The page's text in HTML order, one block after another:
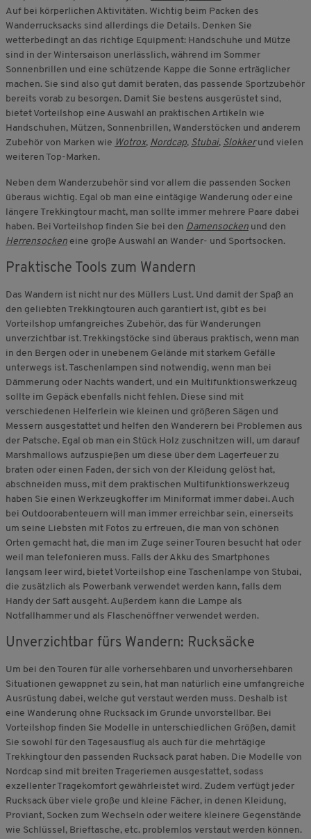
Auf bei körperlichen Aktivitäten. Wichtig beim Packen des
Wanderrucksacks sind allerdings die Details. Denken Sie
wetterbedingt an das richtige Equipment: Handschuhe und Mütze
sind in der Wintersaison unerlässlich, während im Sommer
Sonnenbrillen und eine schützende Kappe die Sonne erträglicher
machen. Sie sind also gut damit beraten, das passende Sportzubehör
bereits vorab zu besorgen. Damit Sie bestens ausgerüstet sind,
bietet Vorteilshop eine Auswahl an praktischen Artikeln wie
Handschuhen, Mützen, Sonnenbrillen, Wanderstöcken und anderem
Zubehör von Marken wie Wotrox, Nordcap, Stubai, Slokkerund vielen
weiteren Top-Marken.
Neben dem Wanderzubehör sind vor allem die passenden Socken
überaus wichtig. Egal ob man eine eintägige Wanderung oder eine
längere Trekkingtour macht, man sollte immer mehrere Paare dabei
haben. Bei Vorteilshop finden Sie bei den Damensocken und den
Herrensocken eine große Auswahl an Wander- und Sportsocken.
Praktische Tools zum Wandern
Das Wandern ist nicht nur des Müllers Lust. Und damit der Spaß an
den geliebten Trekkingtouren auch garantiert ist, gibt es bei
Vorteilshop umfangreiches Zubehör, das für Wanderungen
unverzichtbar ist. Trekkingstöcke sind überaus praktisch, wenn man
in den Bergen oder in unebenem Gelände mit starkem Gefälle
unterwegs ist. Taschenlampen sind notwendig, wenn man bei
Dämmerung oder Nachts wandert, und ein Multifunktionswerkzeug
sollte im Gepäck ebenfalls nicht fehlen. Diese sind mit
verschiedenen Helferlein wie kleinen und größeren Sägen und
Messern ausgestattet und helfen den Wanderern bei Problemen aus
der Patsche. Egal ob man ein Stück Holz zuschnitzen will, um darauf
Marshmallows aufzuspießen um diese über dem Lagerfeuer zu
braten oder einen Faden, der sich von der Kleidung gelöst hat,
abschneiden muss, mit dem praktischen Multifunktionswerkzeug
haben Sie einen Werkzeugkoffer im Miniformat immer dabei. Auch
bei Outdoorabenteuern will man immer erreichbar sein, einerseits
um seine Liebsten mit Fotos zu erfreuen, die man von schönen
Orten gemacht hat, die man im Zuge seiner Touren besucht hat oder
weil man telefonieren muss. Falls der Akku des Smartphones
langsam leer wird, bietet Vorteilshop eine Taschenlampe von Stubai,
die zusätzlich als Powerbank verwendet werden kann, falls dem
Handy der Saft ausgeht. Außerdem kann die Lampe als
Notfallhammer und als Flaschenöffner verwendet werden.
Unverzichtbar fürs Wandern: Rucksäcke
Um bei den Touren für alle vorhersehbaren und unvorhersehbaren
Situationen gewappnet zu sein, hat man natürlich eine umfangreiche
Ausrüstung dabei, welche gut verstaut werden muss. Deshalb ist
eine Wanderung ohne Rucksack im Grunde unvorstellbar. Bei
Vorteilshop finden Sie Modelle in unterschiedlichen Größen, damit
Sie sowohl für den Tagesausflug als auch für die mehrtägige
Trekkingtour den passenden Rucksack parat haben. Die Modelle von
Nordcap sind mit breiten Trageriemen ausgestattet, sodass
exzellenter Tragekomfort gewährleistet wird. Zudem verfügt jeder
Rucksack über viele große und kleine Fächer, in denen Kleidung,
Proviant, Socken zum Wechseln oder weitere kleinere Gegenstände
wie Schlüssel, Brieftasche, etc. problemlos verstaut werden können.